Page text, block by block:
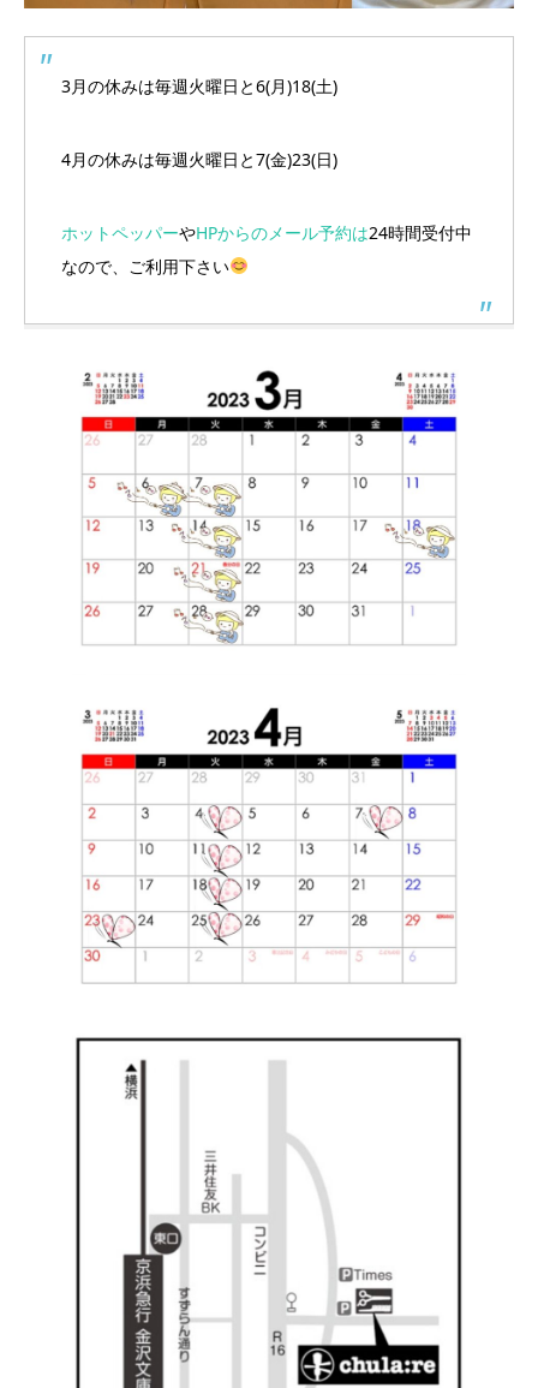
3月の休みは毎週火曜日と6(月)18(土)
4月の休みは毎週火曜日と7(金)23(日)
ホットペッパーやHPからのメール予約は24時間受付中
なので、ご利用下さい